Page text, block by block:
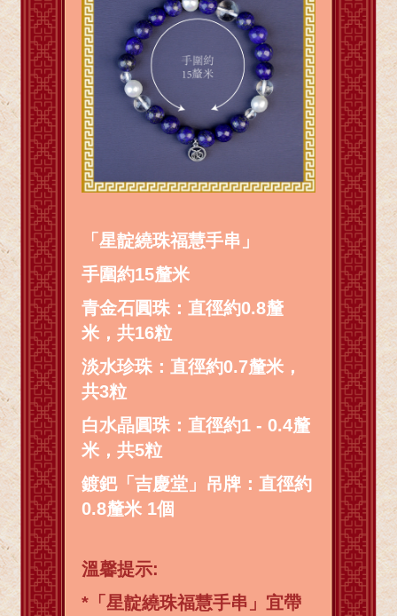
「星靛繞珠福慧手串」
手圍約15釐米
青金石圓珠：直徑約0.8釐
米，共16粒
淡水珍珠：直徑約0.7釐米，
共3粒
白水晶圓珠：直徑約1 - 0.4釐
米，共5粒
鍍鈀「吉慶堂」吊牌：直徑約
0.8釐米 1個
溫馨提示:
*「星靛繞珠福慧手串」宜帶